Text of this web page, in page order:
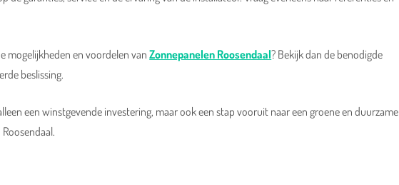
mogelijkheden en voordelen vanZonnepanelen Roosendaal? Bekijk dan de benodigde
beslissing.
een winstgevende investering, maar ook een stap vooruit naar een groene en duurzame